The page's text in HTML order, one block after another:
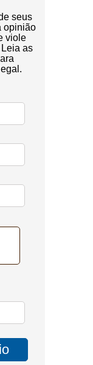
seus
opinião
viole
as